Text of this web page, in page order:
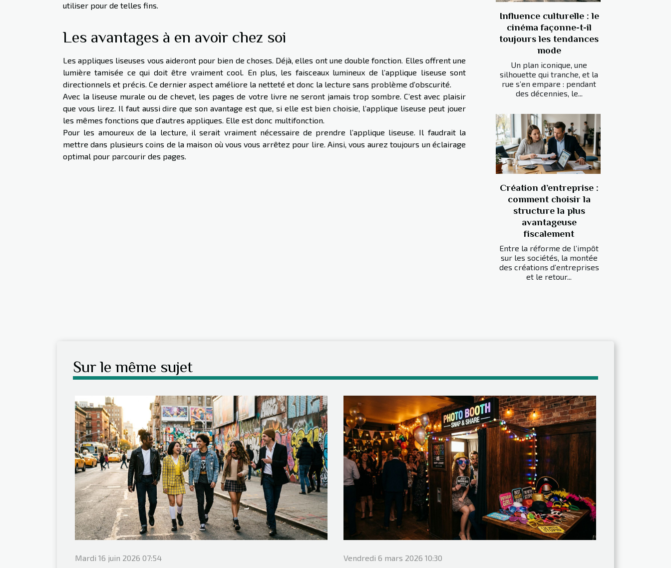
utiliser pour de telles fins.
Les avantages à en avoir chez soi
Les appliques liseuses vous aideront pour bien de choses. Déjà, elles ont une double fonction. Elles offrent une
lumière tamisée ce qui doit être vraiment cool. En plus, les faisceaux lumineux de l’applique liseuse sont
directionnels et précis. Ce dernier aspect améliore la netteté et donc la lecture sans problème d’obscurité.
Avec la liseuse murale ou de chevet, les pages de votre livre ne seront jamais trop sombre. C’est avec plaisir
que vous lirez. Il faut aussi dire que son avantage est que, si elle est bien choisie, l’applique liseuse peut jouer
les mêmes fonctions que d’autres appliques. Elle est donc multifonction.
Pour les amoureux de la lecture, il serait vraiment nécessaire de prendre l’applique liseuse. Il faudrait la
mettre dans plusieurs coins de la maison où vous vous arrêtez pour lire. Ainsi, vous aurez toujours un éclairage
optimal pour parcourir des pages.
Influence culturelle : le
cinéma façonne-t-il
toujours les tendances
mode
Un plan iconique, une
silhouette qui tranche, et la
rue s’en empare : pendant
des décennies, le...
Création d’entreprise :
comment choisir la
structure la plus
avantageuse
fiscalement
Entre la réforme de l’impôt
sur les sociétés, la montée
des créations d’entreprises
et le retour...
Sur le même sujet
Mardi 16 juin 2026 07:54 Vendredi 6 mars 2026 10:30